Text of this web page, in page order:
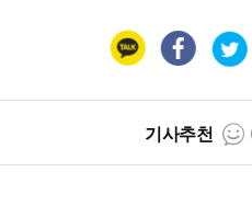
기사추천